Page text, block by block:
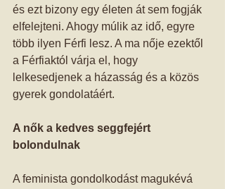
és ezt bizony egy életen át sem fogják
elfelejteni. Ahogy múlik az idő, egyre
több ilyen Férfi lesz. A ma nője ezektől
a Férfiaktól várja el, hogy
lelkesedjenek a házasság és a közös
gyerek gondolatáért.
A nők a kedves seggfejért
bolondulnak
A feminista gondolkodást magukévá